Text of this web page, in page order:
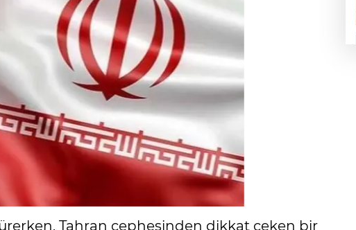
Tahran cephesinden dikkat çeken bir